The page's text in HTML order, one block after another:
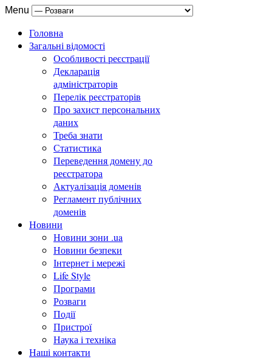
Menu
Головна
Загальні відомості
Особливості реєстрації
Декларація
адміністраторів
Перелік реєстраторів
Про захист персональних
даних
Треба знати
Статистика
Переведення домену до
реєстратора
Актуалізація доменів
Регламент публічних
доменів
Новини
Новини зони .ua
Новини безпеки
Інтернет і мережі
Life Style
Програми
Розваги
Події
Пристрої
Наука і техніка
Наші контакти